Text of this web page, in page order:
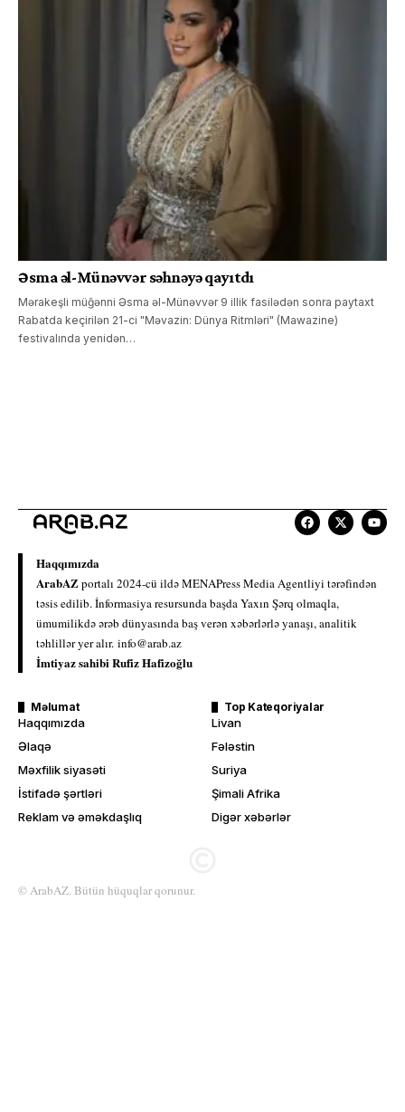
Əsma əl-Münəvvər səhnəyə qayıtdı
Mərakeşli müğənni Əsma əl-Münəvvər 9 illik fasilədən sonra paytaxt
Rabatda keçirilən 21-ci "Məvazin: Dünya Ritmləri" (Mawazine)
festivalında yenidən…
Haqqımızda
ArabAZportalı 2024-cü ildə MENAPress Media Agentliyi tərəfindən
təsis edilib. İnformasiya resursunda başda Yaxın Şərq olmaqla,
ümumilikdə ərəb dünyasında baş verən xəbərlərlə yanaşı, analitik
təhlillər yer alır. info@arab.az
İmtiyaz sahibi Rufiz Hafizoğlu
Məlumat
Haqqımızda
Əlaqə
Məxfilik siyasəti
İstifadə şərtləri
Reklam və əməkdaşlıq
Top Kateqoriyalar
Livan
Fələstin
Suriya
Şimali Afrika
Digər xəbərlər
© ArabAZ. Bütün hüquqlar qorunur.